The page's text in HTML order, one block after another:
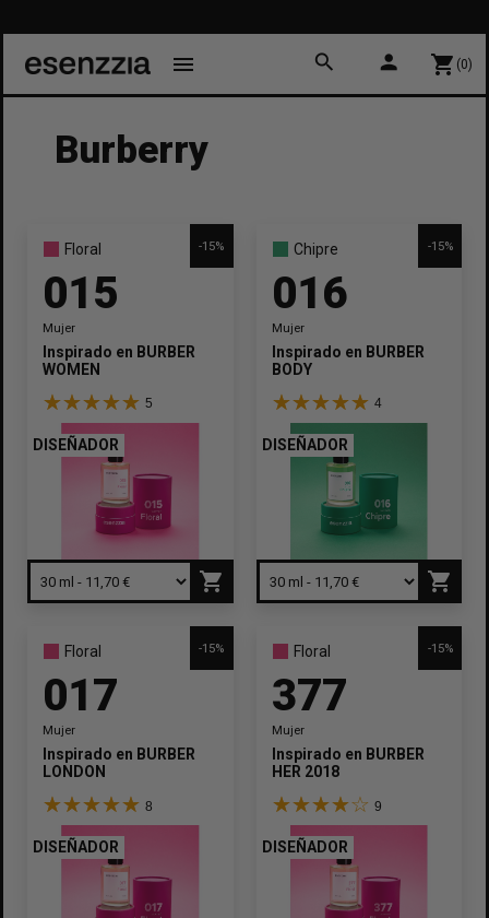
menu search person shopping_cart (0)
Burberry
Floral
015
Mujer
Inspirado en BURBERRY
WOMEN
5
-15%
DISEÑADOR
shopping_cart
Chipre
016
Mujer
Inspirado en BURBERRY
BODY
4
-15%
DISEÑADOR
shopping_cart
Floral
017
Mujer
Inspirado en BURBERRY
LONDON
8
-15%
DISEÑADOR
Floral
377
Mujer
Inspirado en BURBERRY
HER 2018
9
-15%
DISEÑADOR